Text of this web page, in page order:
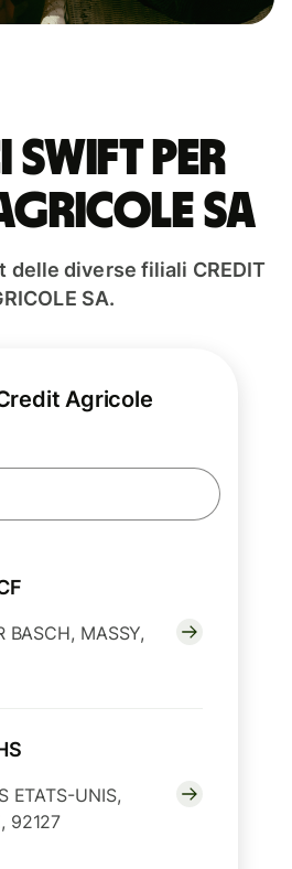
Swift per
SA
delle diverse filiali CREDIT
SA.
Agricole
BASCH, MASSY,
ETATS-UNIS,
92127